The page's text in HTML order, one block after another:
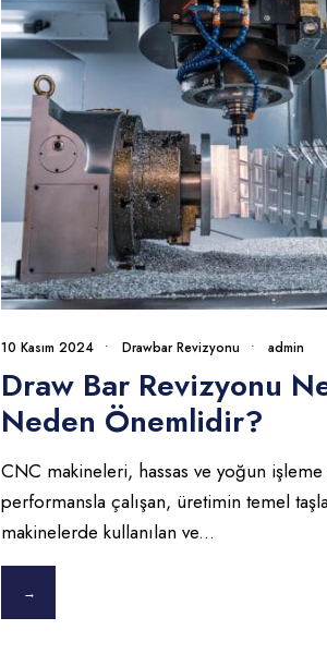
10 Kasım 2024 • Drawbar Revizyonu • admin
Draw Bar Revizyonu
Neden Önemlidir?
CNC makineleri, hassas ve yoğun
performansla çalışan, üretimin temel
makinelerde kullanılan ve...
→